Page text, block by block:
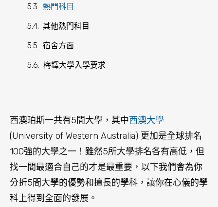
找一間最適合自己的才是最重要，以下我們會為你
分折5間大學的優勢和擅長的學科，讓你在心儀的學
科上得到全面的發展。
西澳大學 University of